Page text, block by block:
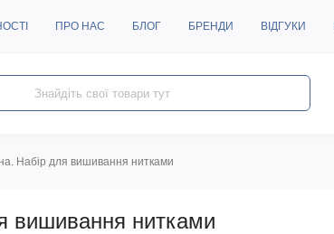
ПРО НАС БЛОГ БРЕНДИ ВІДГУКИ
Набір для вишивання нитками
вишивання нитками